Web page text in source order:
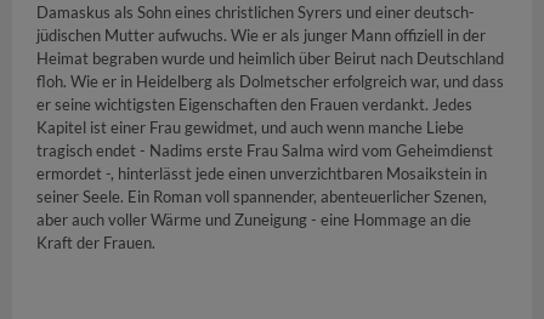
Damaskus als Sohn eines christlichen Syrers und einer deutsch-
jüdischen Mutter aufwuchs. Wie er als junger Mann offiziell in der
Heimat begraben wurde und heimlich über Beirut nach Deutschland
floh. Wie er in Heidelberg als Dolmetscher erfolgreich war, und dass
er seine wichtigsten Eigenschaften den Frauen verdankt. Jedes
Kapitel ist einer Frau gewidmet, und auch wenn manche Liebe
tragisch endet - Nadims erste Frau Salma wird vom Geheimdienst
ermordet -, hinterlässt jede einen unverzichtbaren Mosaikstein in
seiner Seele. Ein Roman voll spannender, abenteuerlicher Szenen,
aber auch voller Wärme und Zuneigung - eine Hommage an die
Kraft der Frauen.